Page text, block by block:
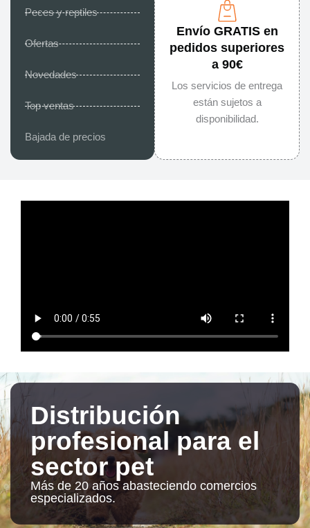
Peces y reptiles
Ofertas
Novedades
Top ventas
Bajada de precios
Envío GRATIS en
pedidos superiores
a 90€
Los servicios de entrega
están sujetos a
disponibilidad.
Distribución
profesional para el
sector pet
Más de 20 años abasteciendo comercios
especializados.